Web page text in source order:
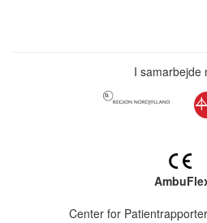
I samarbejde
Center for